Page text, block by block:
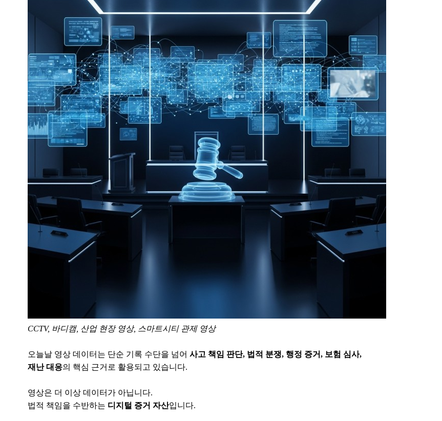
CCTV, 바디캠, 산업 현장 영상, 스마트시티 관제 영상
오늘날 영상 데이터는 단순 기록 수단을 넘어사고 책임 판단, 법적 분쟁, 행정 증거, 보험 심사,
재난 대응의 핵심 근거로 활용되고 있습니다.
영상은 더 이상 데이터가 아닙니다.
법적 책임을 수반하는 디지털 증거 자산입니다.